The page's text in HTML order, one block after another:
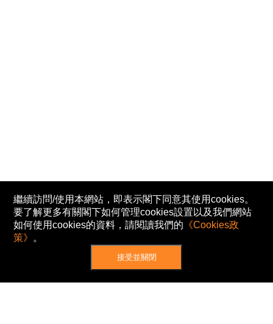
繼續訪問/使用本網站，即表示閣下同意其使用cookies。
要了解更多有關閣下如何管理cookies設置以及我們網站
如何使用cookies的資料，請閱讀我們的 《Cookies政
策》 。
接受並關閉